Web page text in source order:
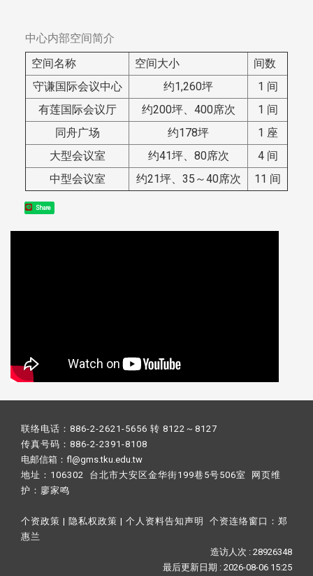
中心内部空间简介
空间名称​
空间大小
间数
守谦国际会议中心
约1,260坪
1 间
有莲国际会议厅
约200坪、400席次
1 间
同舟广场
约178坪
1 座
大型会议室
约41坪、80席次
4 间
中型会议室
约21坪、35～40席次 11 间
Share
联络电话：886-2-2621-5656 转 8122～8127
传真号码：886-2-2391-8108
电邮信箱：fl@gms.tku.edu.tw
地址：106302 台北市大安区金华街199巷5号506室 网页维
护： 廖家鸣​
个资政策 | 隐私权政策 | 个人资料告知声明 个资连络窗口： 郑
惠兰
造访人次 : 28926348
最后更新日期 :2026-08-06 15:25